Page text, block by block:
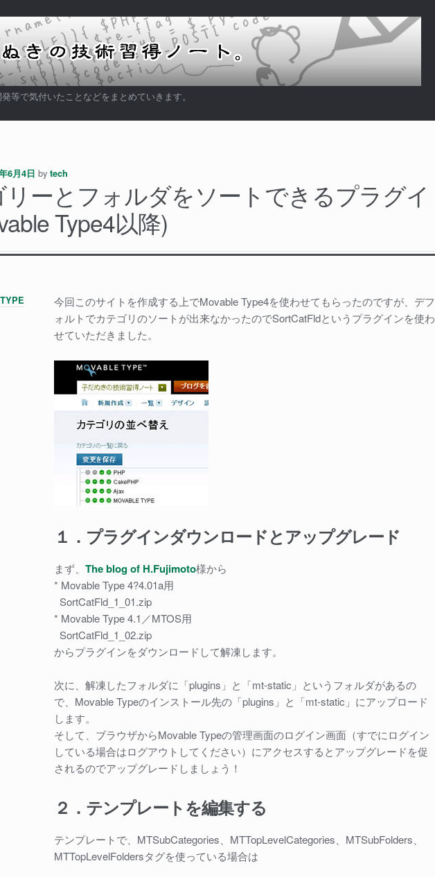
等で気付いたことなどをまとめていきます。
6月4日 bytech
リーとフォルダをソートできるプラグイ
Type4以降)
今回このサイトを作成する上でMovable Type4を使わせてもらったのですが、デフ
ォルトでカテゴリのソートが出来なかったのでSortCatFldというプラグインを使わ
せていただきました。
１．プラグインダウンロードとアップグレード
まず、The blog of H.Fujimoto様から
* Movable Type 4?4.01a用
SortCatFld_1_01.zip
* Movable Type 4.1／MTOS用
SortCatFld_1_02.zip
からプラグインをダウンロードして解凍します。
次に、解凍したフォルダに「plugins」と「mt-static」というフォルダがあるの
で、Movable Typeのインストール先の「plugins」と「mt-static」にアップロード
します。
そして、ブラウザからMovable Typeの管理画面のログイン画面（すでにログイン
している場合はログアウトしてください）にアクセスするとアップグレードを促
されるのでアップグレードしましょう！
２．テンプレートを編集する
テンプレートで、MTSubCategories、MTTopLevelCategories、MTSubFolders、
MTTopLevelFoldersタグを使っている場合は